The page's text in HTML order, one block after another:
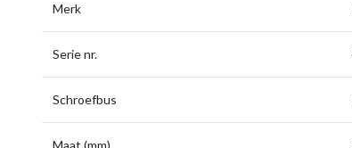
Merk
Serie nr.
Schroefbus
Maat (mm)